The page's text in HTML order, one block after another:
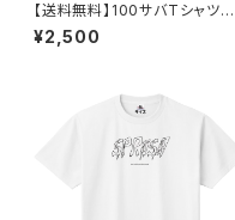
【送料無料】100サバTシャツそ
の2（半袖）
¥2,500